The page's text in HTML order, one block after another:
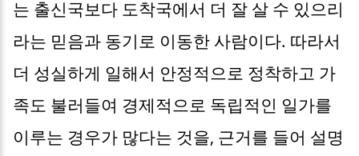
는 출신국보다 도착국에서 더 잘 살 수 있으리
라는 믿음과 동기로 이동한 사람이다. 따라서
더 성실하게 일해서 안정적으로 정착하고 가
족도 불러들여 경제적으로 독립적인 일가를
이루는 경우가 많다는 것을, 근거를 들어 설명